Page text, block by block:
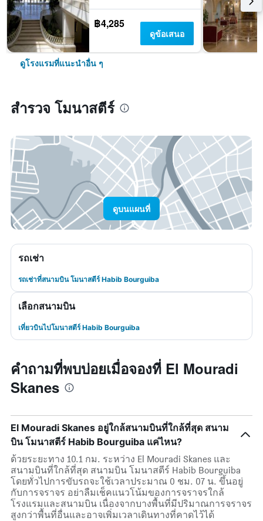
฿4,285
ดูข้อเสนอ
ดูโรงแรมที่แนะนำอื่น ๆ
สำรวจ โมนาสตีร์
ดูบนแผนที่
รถเช่า
รถเช่าที่สนามบิน โมนาสตีร์ Habib Bourguiba
เลือกสนามบิน
เที่ยวบินไปโมนาสตีร์ Habib Bourguiba
คำถามที่พบบ่อยเมื่อจองที่ El Mouradi
Skanes
El Mouradi Skanes อยู่ใกล้สนามบินที่ใกล้ที่สุด สนาม
บิน โมนาสตีร์ Habib Bourguiba แค่ไหน?
ด้วยระยะทาง 10.1 กม. ระหว่าง El Mouradi Skanes และ
สนามบินที่ใกล้ที่สุด สนามบิน โมนาสตีร์ Habib Bourguiba
โดยทั่วไปการขับรถจะใช้เวลาประมาณ 0 ชม. 07 น. ขึ้นอยู่
กับการจราจร อย่าลืมเช็คแนวโน้มของการจราจรใกล้
โรงแรมและสนามบิน เนื่องจากบางพื้นที่มีปริมาณการจราจร
สูงกว่าพื้นที่อื่นและอาจเพิ่มเวลาเดินทางที่คาดไว้ได้